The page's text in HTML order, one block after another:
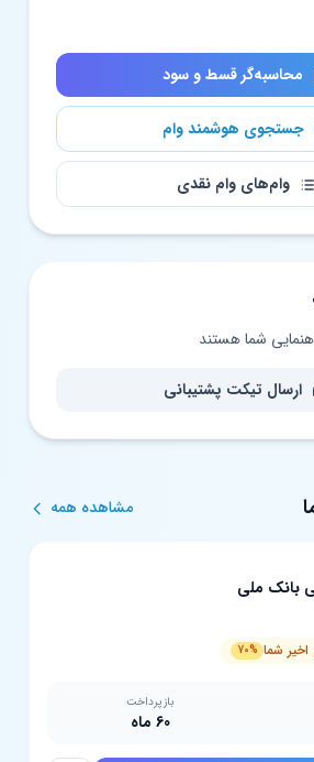
محاسبه‌گر قسط و سود
جستجوی هوشمند وام
وام‌های وام نقدی
شما هستند
ارسال تیکت پشتیبانی
مشاهده همه
بانک ملی
شما 70%
بازپرداخت
60 ماه